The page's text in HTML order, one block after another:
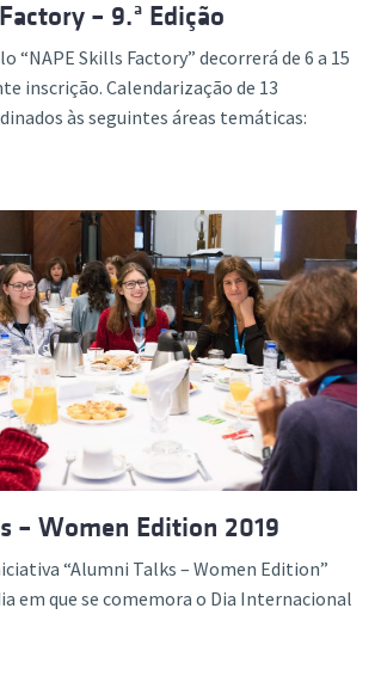
– 9.ª Edição
“NAPE Skills Factory” decorrerá de 6 a 15
inscrição. Calendarização de 13
às seguintes áreas temáticas:
– Women Edition 2019
“Alumni Talks – Women Edition”
em que se comemora o Dia Internacional